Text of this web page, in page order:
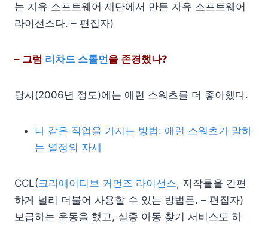
는 자유 소프트웨어 재단에서 만든 자유 소프트웨어
라이선스다. – 편집자)
– 그럼 리차드 스톨먼을 존경했나?
당시(2006년 정도)에는 애런 스워츠를 더 좋아했다.
나 같은 직업을 가지는 방법: 애런 스워츠가 말하
는 열정의 자세
CCL(크리에이티브 커먼즈 라이선스, 저작물을 간편
하게 널리 더불어 사용할 수 있는 방법론. – 편집자)
보급하는 운동을 했고, 실종 아동 찾기 서비스도 하